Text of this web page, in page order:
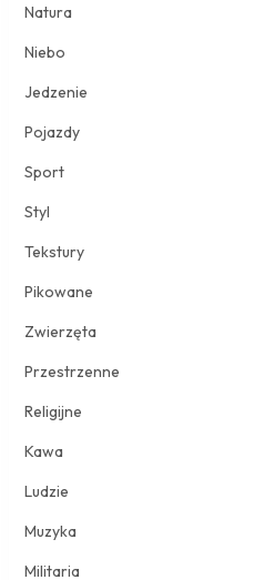
Natura
Niebo
Jedzenie
Pojazdy
Sport
Styl
Tekstury
Pikowane
Zwierzęta
Przestrzenne
Religijne
Kawa
Ludzie
Muzyka
Militaria